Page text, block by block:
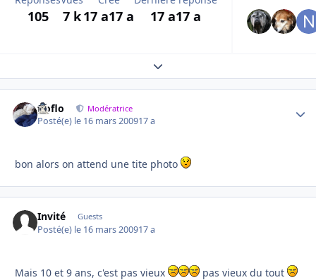
105 7 k17 a17 a 17 a17 a
Expand topic overview
floflo Modératrice
Posté(e) le 16 mars 200917 a
bon alors on attend une tite photo
Invité Guests
Posté(e) le 16 mars 200917 a
Mais 10 et 9 ans, c'est pas vieux pas vieux du tout